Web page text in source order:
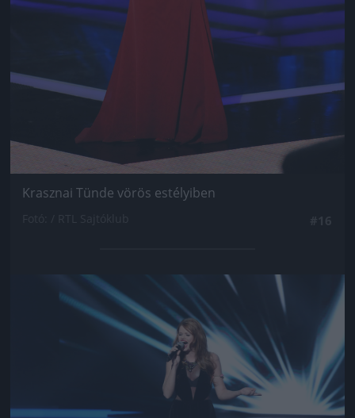
Krasznai Tünde vörös estélyiben
Jön még kép!